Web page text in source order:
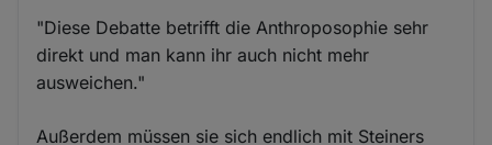
"Diese Debatte betrifft die Anthroposophie sehr
direkt und man kann ihr auch nicht mehr
ausweichen."
Außerdem müssen sie sich endlich mit Steiners